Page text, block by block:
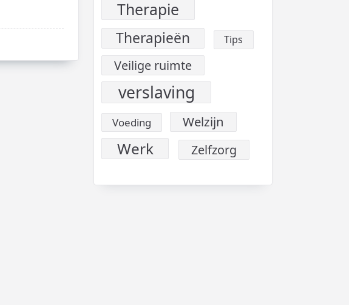
Therapie
Therapieën Tips
Veilige ruimte
verslaving
Voeding Welzijn
Werk Zelfzorg